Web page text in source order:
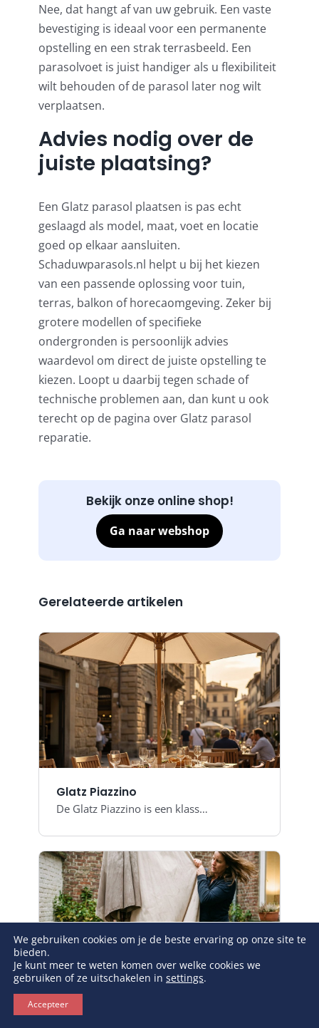
Nee, dat hangt af van uw gebruik. Een vaste
bevestiging is ideaal voor een permanente
opstelling en een strak terrasbeeld. Een
parasolvoet is juist handiger als u flexibiliteit
wilt behouden of de parasol later nog wilt
verplaatsen.
Advies nodig over de
juiste plaatsing?
Een Glatz parasol plaatsen is pas echt
geslaagd als model, maat, voet en locatie
goed op elkaar aansluiten.
Schaduwparasols.nl helpt u bij het kiezen
van een passende oplossing voor tuin,
terras, balkon of horecaomgeving. Zeker bij
grotere modellen of specifieke
ondergronden is persoonlijk advies
waardevol om direct de juiste opstelling te
kiezen. Loopt u daarbij tegen schade of
technische problemen aan, dan kunt u ook
terecht op de pagina over Glatz parasol
reparatie.
Bekijk onze online shop!
Ga naar webshop
Gerelateerde artikelen
Glatz Piazzino
De Glatz Piazzino is een klass…
Veelgemaakte fouten parasolhoes
We gebruiken cookies om je de beste ervaring op onze site te
bieden.
Je kunt meer te weten komen over welke cookies we
gebruiken of ze uitschakelen in settings.
Accepteer